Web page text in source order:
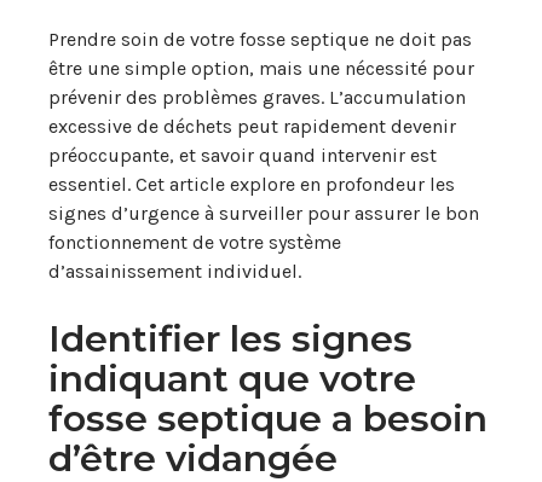
Prendre soin de votre fosse septique ne doit pas
être une simple option, mais une nécessité pour
prévenir des problèmes graves. L’accumulation
excessive de déchets peut rapidement devenir
préoccupante, et savoir quand intervenir est
essentiel. Cet article explore en profondeur les
signes d’urgence à surveiller pour assurer le bon
fonctionnement de votre système
d’assainissement individuel.
Identifier les signes
indiquant que votre
fosse septique a besoin
d’être vidangée